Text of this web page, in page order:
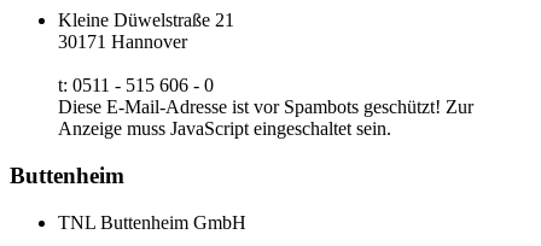
Kleine Düwelstraße 21
30171 Hannover
t: 0511 - 515 606 - 0
Diese E-Mail-Adresse ist vor Spambots geschützt! Zur
Anzeige muss JavaScript eingeschaltet sein.
Buttenheim
TNL Buttenheim GmbH